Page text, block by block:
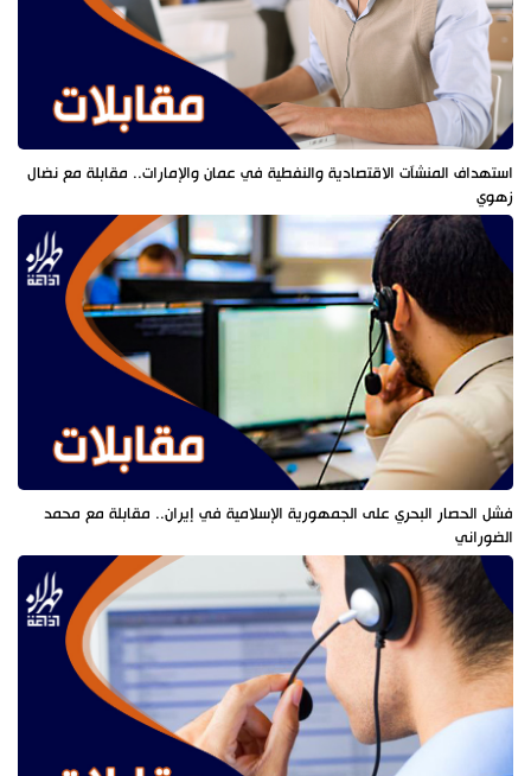
استهداف المنشآت الاقتصادية والنفطية في عمان والإمارات.. مقابلة مع نضال
زهوي
فشل الحصار البحري على الجمهورية الإسلامية في إيران.. مقابلة مع محمد
الضوراني